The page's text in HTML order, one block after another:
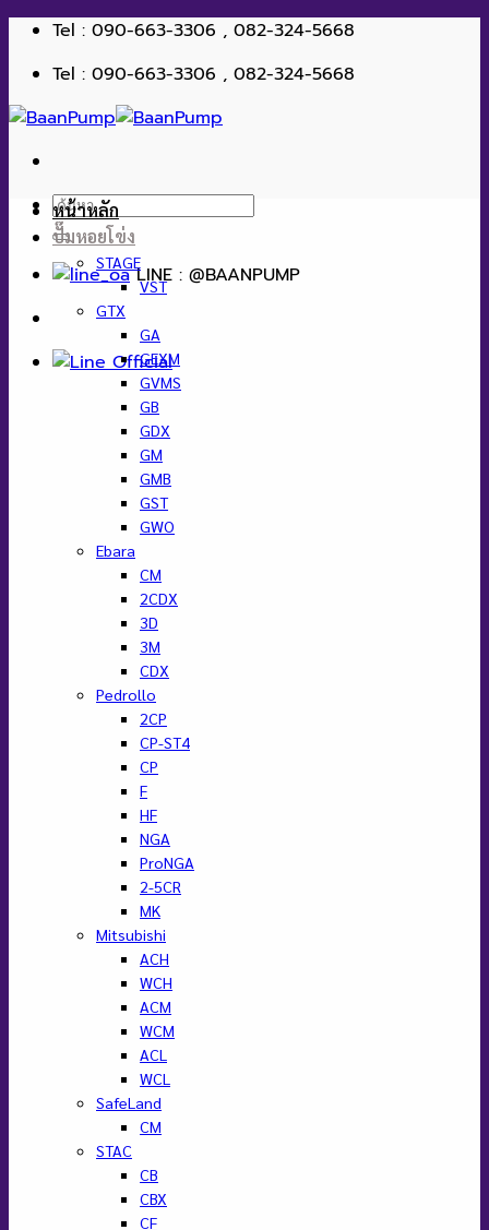
ข้าม
เนื้อหา
Tel : 090-663-3306 , 082-324-5668
Tel : 090-663-3306 , 082-324-5668
ค้นหา:
LINE : @BAANPUMP
หน้าหลัก
ปั๊มหอยโข่ง
STAGE
VST
GTX
GA
GEXM
GVMS
GB
GDX
GM
GMB
GST
GWO
Ebara
CM
2CDX
3D
3M
CDX
Pedrollo
2CP
CP-ST4
CP
F
HF
NGA
ProNGA
2-5CR
MK
Mitsubishi
ACH
WCH
ACM
WCM
ACL
WCL
SafeLand
CM
STAC
CB
CBX
CF